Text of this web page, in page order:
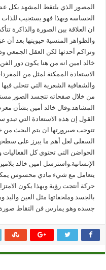
المصور الذي يلتقط المشهد بكل
الحساسه وبهذا فهو يستجيب للذات
ان العلاقة بين الصورة والذاكرة
والظواهر المنسية حيويتها بعد أن
وتراكم أحدثها لكن العقل الجمعي
خالد امين انه من هنا يكون دور
الاستعادة الممكنة لمثل من
والشفافية الشعرية التي تتحلى
من خلال صفحاته تتجسد الصور
المشاهد.وقال خالد أمين بشأن
القول إن هذه الاستعادة التي
تتوجب صيرورتها ان يتم البحث من
السفلى لعل أهم ما يبرز على
الحواضن التي تحتوي كل
الإنسانية.واسترسل امين خالد
يتعامل مع شيء مادي محسوس يمكن
حركة أنتجت رؤية وبهذا يكون
بالجسد وملحقاتها مثل العين واليد
جسده وهو يمارس فن التقاط صورة